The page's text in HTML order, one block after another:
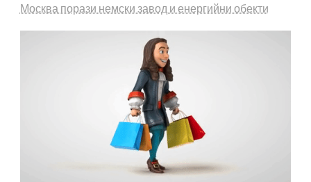
Москва порази немски завод и енергийни обекти